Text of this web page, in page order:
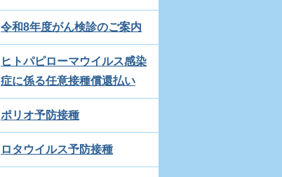
令和8年度がん検診のご案内
ヒトパピローマウイルス感染
症に係る任意接種償還払い
ポリオ予防接種
ロタウイルス予防接種